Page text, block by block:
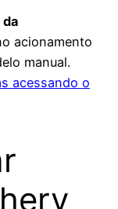
acionamento
manual.
acessando o